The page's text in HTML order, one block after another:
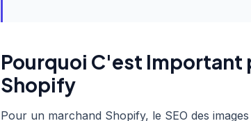
Pourquoi C'est Important
Shopify
Pour un marchand Shopify, le SEO des